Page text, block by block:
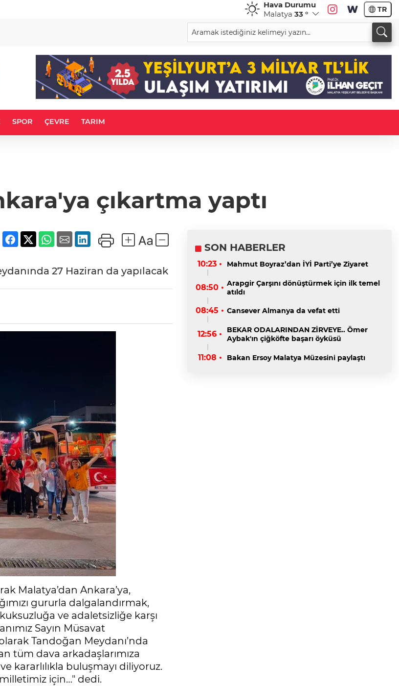
Hava Durumu
Malatya 33 ° TR
SPOR ÇEVRE TARIM
çıkartma yaptı
27 Haziran da yapılacak
Malatya’dan Ankara’ya,
gururla dalgalandırmak,
ve adaletsizliğe karşı
Sayın Müsavat
Tandoğan Meydanı’nda
tüm dava arkadaşlarımıza
kararlılıkla buluşmayı diliyoruz.
milletimiz için…" dedi.
SON HABERLER
10:23 • Mahmut Boyraz’dan İYİ Parti’ye Ziyaret
08:50 • Arapgir Çarşını dönüştürmek için ilk temel
atıldı
08:45 • Cansever Almanya da vefat etti
12:56 •
BEKAR ODALARINDAN ZİRVEYE.. Ömer
Aybak'ın çiğköfte başarı öyküsü
11:08 • Bakan Ersoy Malatya Müzesini paylaştı